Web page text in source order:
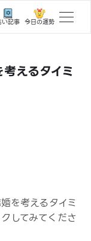
い記事 今日の運勢
えるタイミ
を考えるタイミ
してみてくださ